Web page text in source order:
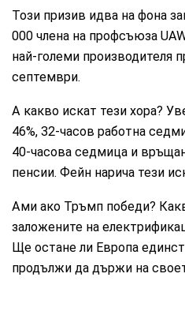
Този призив идва на фона
000 члена на профсъюза
най-големи производителя
септември.
А какво искат тези хора?
46%, 32-часов работна
40-часова седмица и
пенсии. Фейн нарича тези
Ами ако Тръмп победи?
заложените на
Ще остане ли Европа
продължи да държи на